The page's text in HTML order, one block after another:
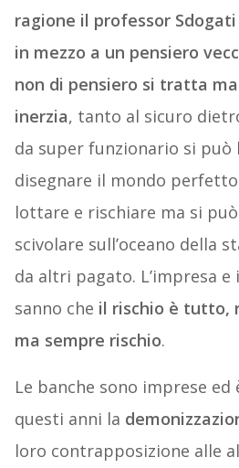
ragione il professor
in mezzo a un pensiero
non di pensiero si tratta
inerzia, tanto al sicuro
da super funzionario si può
disegnare il mondo
lottare e rischiare ma si
scivolare sull’oceano della
da altri pagato. L’impresa
sanno che il rischio è tutto,
ma sempre rischio.
Le banche sono imprese
questi anni la
loro contrapposizione alle